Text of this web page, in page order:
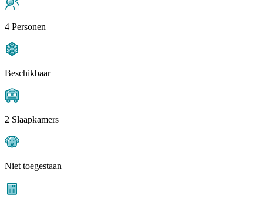
4 Personen
Beschikbaar
2 Slaapkamers
Niet toegestaan